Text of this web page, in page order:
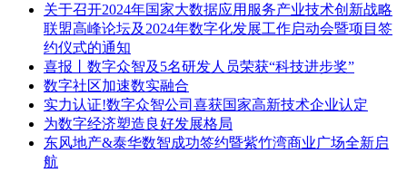
关于召开2024年国家大数据应用服务产业技术创新战略
联盟高峰论坛及2024年数字化发展工作启动会暨项目签
约仪式的通知
喜报丨数字众智及5名研发人员荣获“科技进步奖”
数字社区加速数实融合
实力认证!数字众智公司喜获国家高新技术企业认定
为数字经济塑造良好发展格局
东风地产&泰华数智成功签约暨紫竹湾商业广场全新启
航